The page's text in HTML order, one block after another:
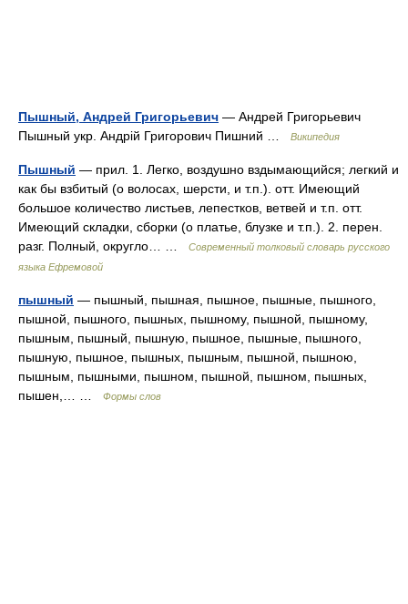
Пышный, Андрей Григорьевич — Андрей Григорьевич
Пышный укр. Андрій Григорович Пишний …
Википедия
Пышный — прил. 1. Легко, воздушно вздымающийся; легкий и
как бы взбитый (о волосах, шерсти, и т.п.). отт. Имеющий
большое количество листьев, лепестков, ветвей и т.п. отт.
Имеющий складки, сборки (о платье, блузке и т.п.). 2. перен.
разг. Полный, округло… …
Современный толковый словарь русского
языка Ефремовой
пышный — пышный, пышная, пышное, пышные, пышного,
пышной, пышного, пышных, пышному, пышной, пышному,
пышным, пышный, пышную, пышное, пышные, пышного,
пышную, пышное, пышных, пышным, пышной, пышною,
пышным, пышными, пышном, пышной, пышном, пышных,
пышен,… …
Формы слов